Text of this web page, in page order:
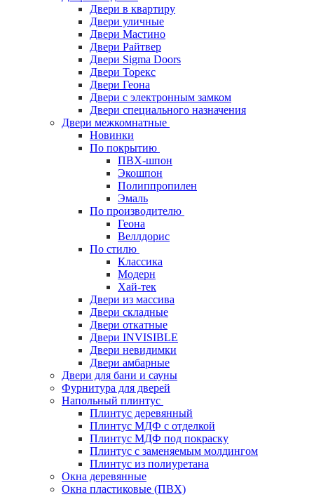
Двери в квартиру
Двери уличные
Двери Мастино
Двери Райтвер
Двери Sigma Doors
Двери Торекс
Двери Геона
Двери с электронным замком
Двери специального назначения
Двери межкомнатные
Новинки
По покрытию
ПВХ-шпон
Экошпон
Полиппропилен
Эмаль
По производителю
Геона
Веллдорис
По стилю
Классика
Модерн
Хай-тек
Двери из массива
Двери складные
Двери откатные
Двери INVISIBLE
Двери невидимки
Двери амбарные
Двери для бани и сауны
Фурнитура для дверей
Напольный плинтус
Плинтус деревянный
Плинтус МДФ с отделкой
Плинтус МДФ под покраску
Плинтус с заменяемым молдингом
Плинтус из полиуретана
Окна деревянные
Окна пластиковые (ПВХ)